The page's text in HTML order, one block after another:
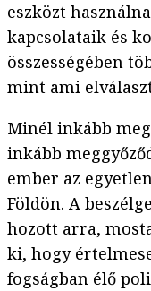
eszközt
kapcsolataik és
összességében
mint ami
Minél inkább
inkább
ember az
Földön. A
hozott arra,
ki, hogy
fogságban élő